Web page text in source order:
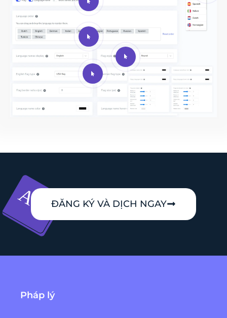
ĐĂNG KÝ VÀ DỊCH NGAY
Pháp lý